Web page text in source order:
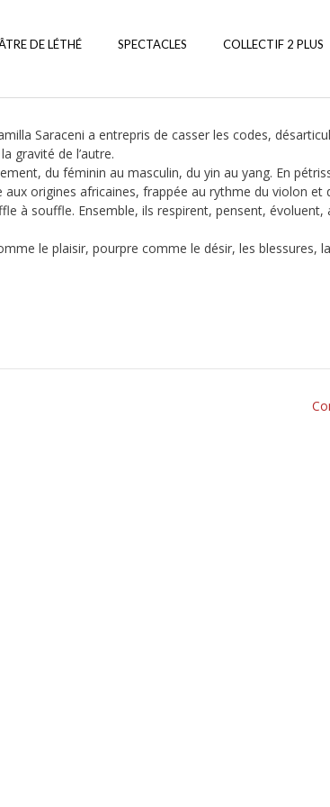
DE LÉTHÉ SPECTACLES COLLECTIF 2 PLUS
Saraceni a entrepris de casser les codes,
gravité de l’autre.
du féminin au masculin, du yin au yang. En
origines africaines, frappée au rythme du violon et
à souffle. Ensemble, ils respirent, pensent,
le plaisir, pourpre comme le désir, les blessures,